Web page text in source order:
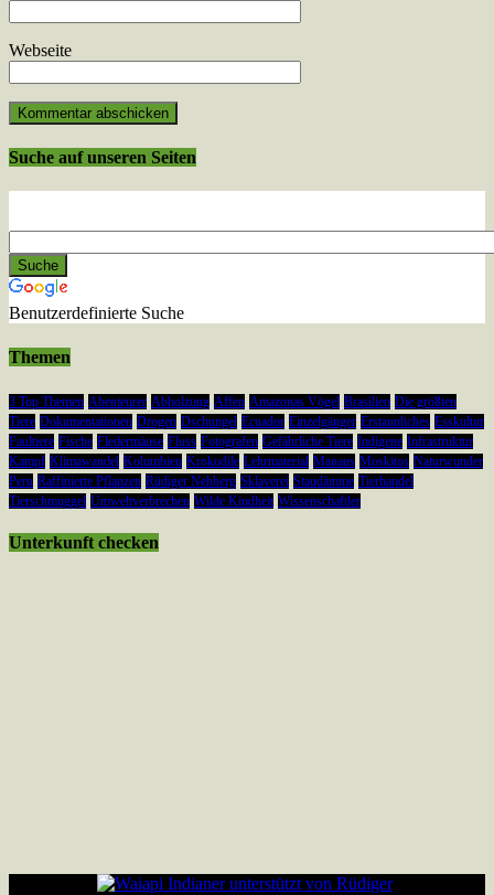
Webseite
Suche auf unseren Seiten
Benutzerdefinierte Suche
Themen
3 Top Themen Abenteurer Abholzung Affen Amazonas Vögel Brasilien Die größten
Tiere Dokumentationen Drogen Dschungel Ecuador Einzelgänger Erstaunliches Esskultur
Faultiere Fische Fledermäuse Fluss Fotografen Gefährliche Tiere Indigene Infrastruktur
Kampf Klimawandel Kolumbien Krokodile Lehrmaterial Manaus Moskitos Naturwunder
Peru Raffinierte Pflanzen Rüdiger Nehberg Sklaverei Staudämme Tierhandel
Tierschmuggel Umweltverbrechen Wilde Kindheit Wissenschaftler
Unterkunft checken